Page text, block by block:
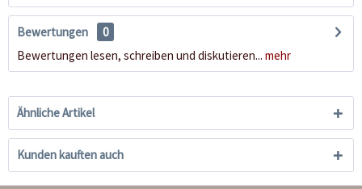
Bewertungen
0
Bewertungen lesen, schreiben und diskutieren... mehr
Ähnliche Artikel
Kunden kauften auch